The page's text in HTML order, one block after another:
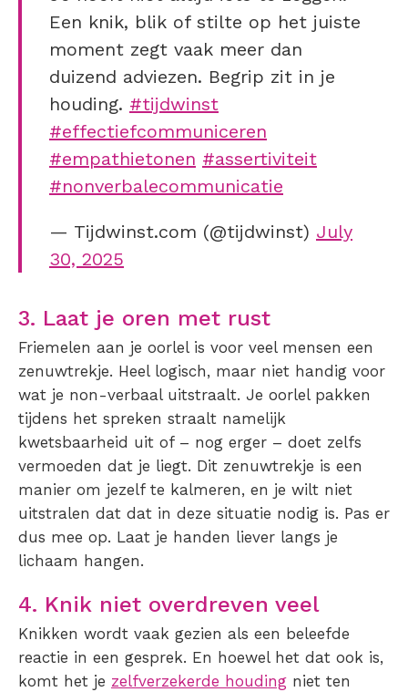
Een knik, blik of stilte op het juiste
moment zegt vaak meer dan
duizend adviezen. Begrip zit in je
houding. #tijdwinst
#effectiefcommuniceren
#empathietonen #assertiviteit
#nonverbalecommunicatie
— Tijdwinst.com (@tijdwinst) July
30, 2025
3. Laat je oren met rust
Friemelen aan je oorlel is voor veel mensen een
zenuwtrekje. Heel logisch, maar niet handig voor
wat je non-verbaal uitstraalt. Je oorlel pakken
tijdens het spreken straalt namelijk
kwetsbaarheid uit of – nog erger – doet zelfs
vermoeden dat je liegt. Dit zenuwtrekje is een
manier om jezelf te kalmeren, en je wilt niet
uitstralen dat dat in deze situatie nodig is. Pas er
dus mee op. Laat je handen liever langs je
lichaam hangen.
4. Knik niet overdreven veel
Knikken wordt vaak gezien als een beleefde
reactie in een gesprek. En hoewel het dat ook is,
komt het je zelfverzekerde houding niet ten